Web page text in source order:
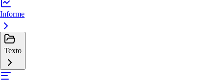
Informe
Texto